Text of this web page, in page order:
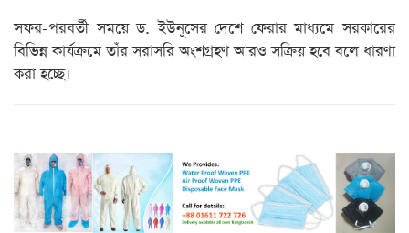
সফর-পরবর্তী সময়ে ড. ইউনূসের দেশে ফেরার মাধ্যমে সরকারের
বিভিন্ন কার্যক্রমে তাঁর সরাসরি অংশগ্রহণ আরও সক্রিয় হবে বলে ধারণা
করা হচ্ছে।